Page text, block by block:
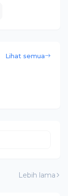
Lihat semua
Lebih lama